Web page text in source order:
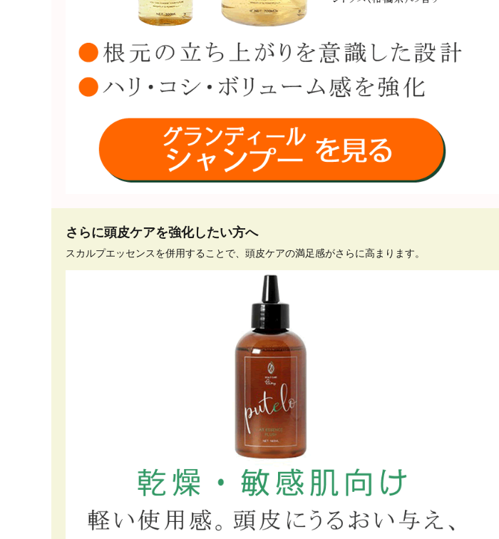
さらに頭皮ケアを強化したい方へ
スカルプエッセンスを併用することで、頭皮ケアの満足感がさらに高まります。